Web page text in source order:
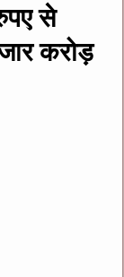
से
करोड़